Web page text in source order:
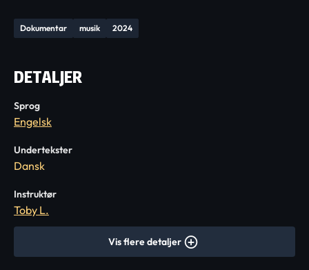
Dokumentar musik 2024
DETALJER
Sprog
Engelsk
Undertekster
Dansk
Instruktør
Toby L.
Vis flere detaljer